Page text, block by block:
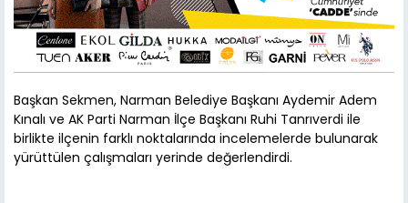
Başkan Sekmen, Narman Belediye Başkanı Aydemir Adem
Kınalı ve AK Parti Narman İlçe Başkanı Ruhi Tanrıverdi ile
birlikte ilçenin farklı noktalarında incelemelerde bulunarak
yürüttülen çalışmaları yerinde değerlendirdi.